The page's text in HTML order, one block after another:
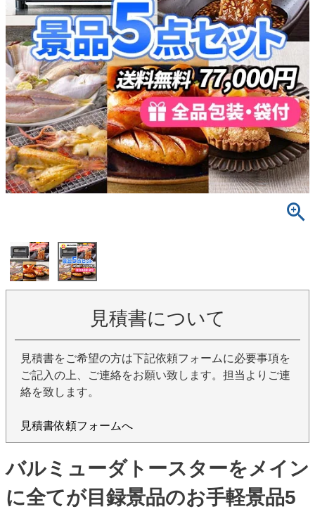
見積書について
見積書をご希望の方は下記依頼フォームに必要事項を
ご記入の上、ご連絡をお願い致します。担当よりご連
絡を致します。
見積書依頼フォームへ
バルミューダトースターをメイン
に全てが目録景品のお手軽景品5